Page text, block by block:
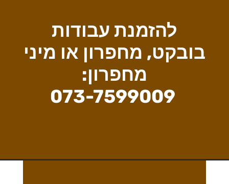
להזמנת עבודות
בובקט, מחפרון או מיני
מחפרון:
073-7599009